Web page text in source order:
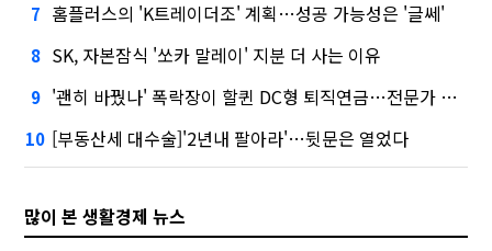
7 홈플러스의 'K트레이더조' 계획…성공 가능성은 '글쎄'
8 SK, 자본잠식 '쏘카 말레이' 지분 더 사는 이유
9 '괜히 바꿨나' 폭락장이 할퀸 DC형 퇴직연금…전문가 조언은
10 [부동산세 대수술]'2년내 팔아라'…뒷문은 열었다
많이 본 생활경제 뉴스